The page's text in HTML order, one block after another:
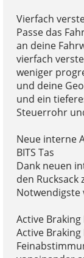
Vierfach
Passe das
an deine
vierfach
weniger
und deine
und ein
Steuerrohr
Neue interne
BITS Tas
Dank neuen
den Rucksack
Notwendigste
Active Braking
Active